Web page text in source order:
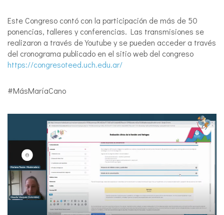
Este Congreso contó con la participación de más de 50
ponencias, talleres y conferencias. Las transmisiones se
realizaron a través de Youtube y se pueden acceder a través
del cronograma publicado en el sitio web del congreso
https://congresoteed.uch.edu.ar/
#MásMaríaCano